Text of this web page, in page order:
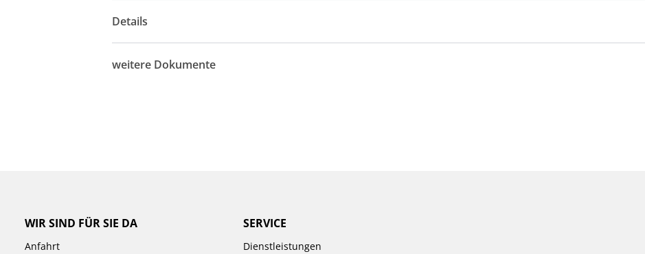
Details
weitere Dokumente
WIR SIND FÜR SIE DA
Anfahrt
SERVICE
Dienstleistungen